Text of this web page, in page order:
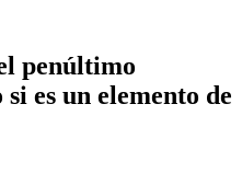
penúltimo
es un elemento de